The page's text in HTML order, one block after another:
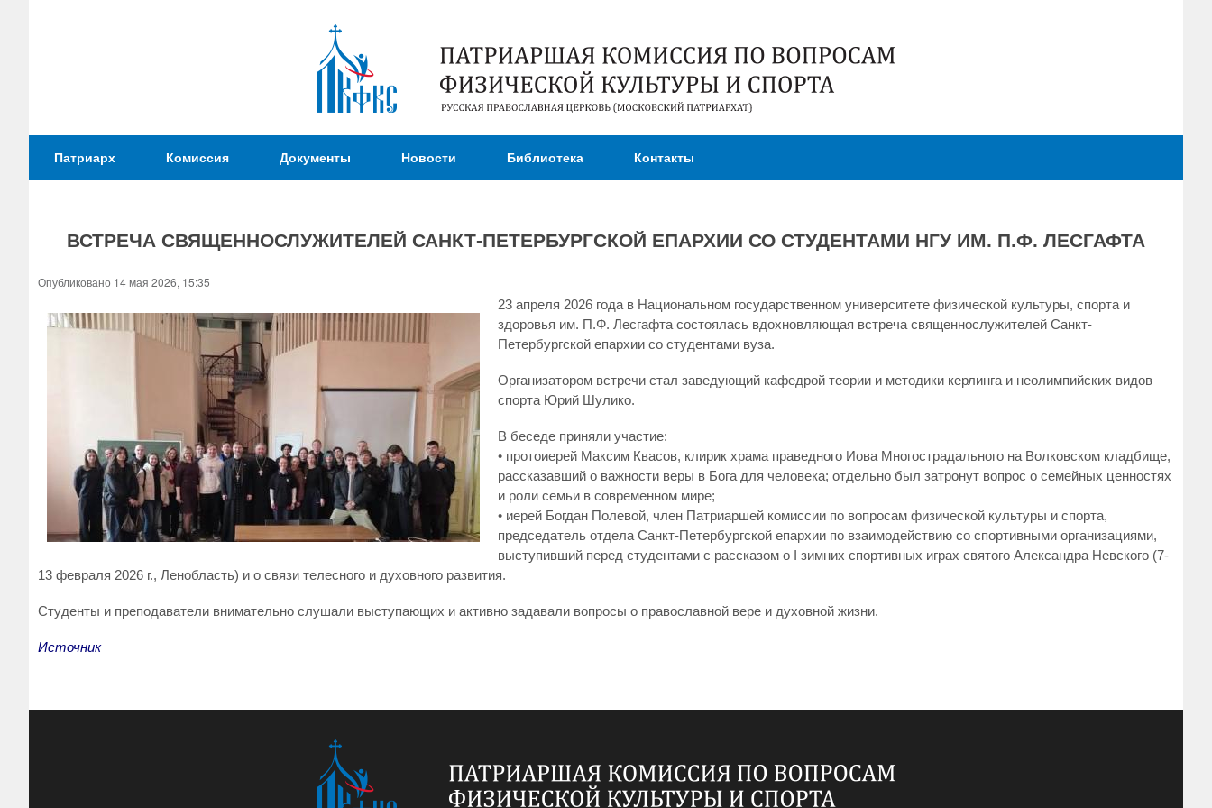
содержанию
Патриаршая
Комиссия
вопросам
физической
культуры и
спорта
Патриарх Комиссия Документы Новости Библиотека Контакты
Вы
ВСТРЕЧА СВЯЩЕННОСЛУЖИТЕЛЕЙ САНКТ-ПЕТЕРБУРГСКОЙ ЕПАРХИИ СО СТУДЕНТАМИ НГУ ИМ. П.Ф. ЛЕСГАФТА
Опубликовано 14 мая 2026, 15:35
23 апреля 2026 года в Национальном государственном университете физической культуры, спорта и
здоровья им. П.Ф. Лесгафта состоялась вдохновляющая встреча священнослужителей Санкт-
Петербургской епархии со студентами вуза.
Организатором встречи стал заведующий кафедрой теории и методики керлинга и неолимпийских видов
спорта Юрий Шулико.
В беседе приняли участие:
• протоиерей Максим Квасов, клирик храма праведного Иова Многострадального на Волковском кладбище,
рассказавший о важности веры в Бога для человека; отдельно был затронут вопрос о семейных ценностях
и роли семьи в современном мире;
• иерей Богдан Полевой, член Патриаршей комиссии по вопросам физической культуры и спорта,
председатель отдела Санкт-Петербургской епархии по взаимодействию со спортивными организациями,
выступивший перед студентами с рассказом о I зимних спортивных играх святого Александра Невского (7-
13 февраля 2026 г., Ленобласть) и о связи телесного и духовного развития.
Студенты и преподаватели внимательно слушали выступающих и активно задавали вопросы о православной вере и духовной жизни.
Источник